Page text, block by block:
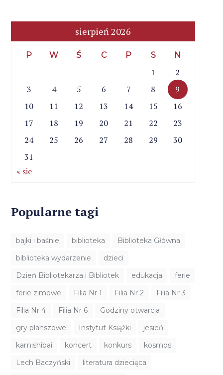
sierpień 2026
P W Ś C P S N
1
2
3
4 5 6 7 8
9
10
11 12 13 14 15
16
17
18 19 20 21 22
23
24
25 26 27 28 29
30
31
« sie
Popularne tagi
bajki i baśnie biblioteka
Biblioteka Główna
biblioteka wydarzenie
dzieci
Dzień Bibliotekarza i Bibliotek
edukacja
ferie
ferie zimowe
Filia Nr 1 Filia Nr 2
Filia Nr 3
Filia Nr 4
Filia Nr 6
Godziny otwarcia
gry planszowe
Instytut Książki
jesień
kamishibai
koncert konkurs
kosmos
Lech Baczyński
literatura dziecięca